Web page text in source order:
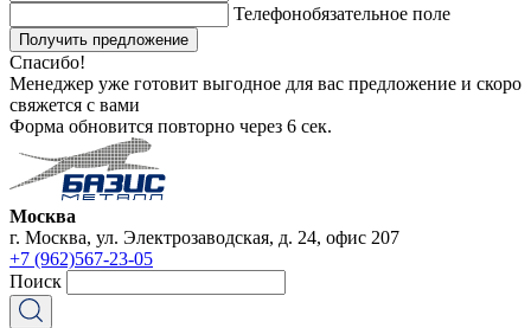
Телефонобязательное поле
Получить предложение
Спасибо!
Менеджер уже готовит выгодное для вас предложение и скоро
свяжется с вами
Форма обновится повторно через 6 сек.
Москва
г. Москва, ул. Электрозаводская, д. 24, офис 207
+7 (962)567-23-05
Поиск